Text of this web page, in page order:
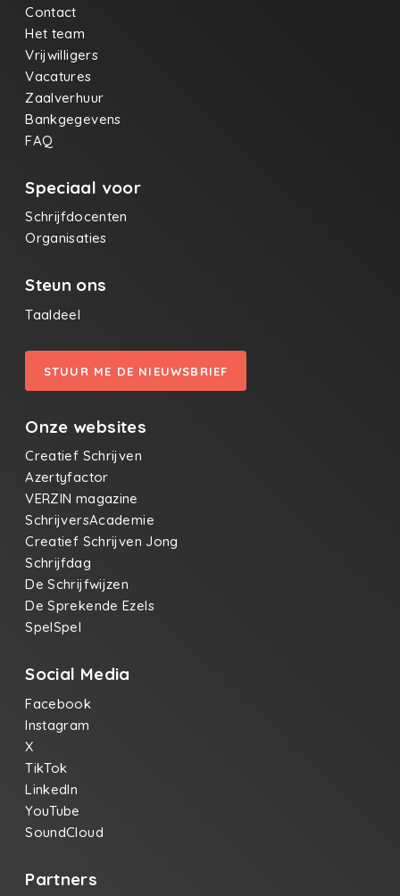
Contact
Het team
Vrijwilligers
Vacatures
Zaalverhuur
Bankgegevens
FAQ
Speciaal voor
Schrijfdocenten
Organisaties
Steun ons
Taaldeel
STUUR ME DE NIEUWSBRIEF
Onze websites
Creatief Schrijven
Azertyfactor
VERZIN magazine
SchrijversAcademie
Creatief Schrijven Jong
Schrijfdag
De Schrijfwijzen
De Sprekende Ezels
SpelSpel
Social Media
Facebook
Instagram
X
TikTok
LinkedIn
YouTube
SoundCloud
Partners